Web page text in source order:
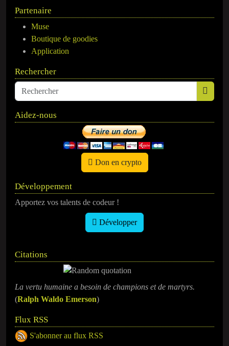
Partenaire
Muse
Boutique de goodies
Application
Rechercher
Aidez-nous
Don en crypto
Développement
Apportez vos talents de codeur !
Développer
Citations
La vertu humaine a besoin de champions et de martyrs.
(Ralph Waldo Emerson)
Flux RSS
S'abonner au flux RSS